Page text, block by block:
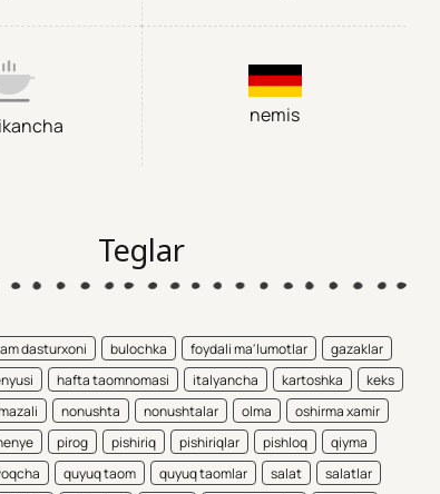
nemis
Teglar
dasturxoni bulochka foydali ma'lumotlar
gazaklar
hafta taomnomasi italyancha kartoshka
keks
nonushta nonushtalar olma
oshirma xamir
pirog pishiriq pishiriqlar pishloq
qiyma
quyuq taom quyuq taomlar salat
salatlar